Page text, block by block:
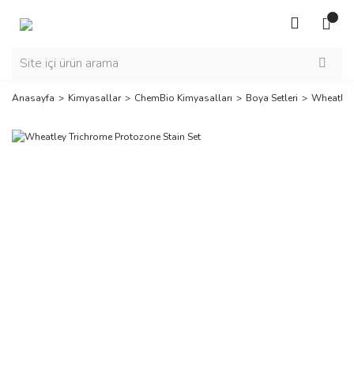
Anasayfa Kimyasallar ChemBio Kimyasalları Boya Setleri